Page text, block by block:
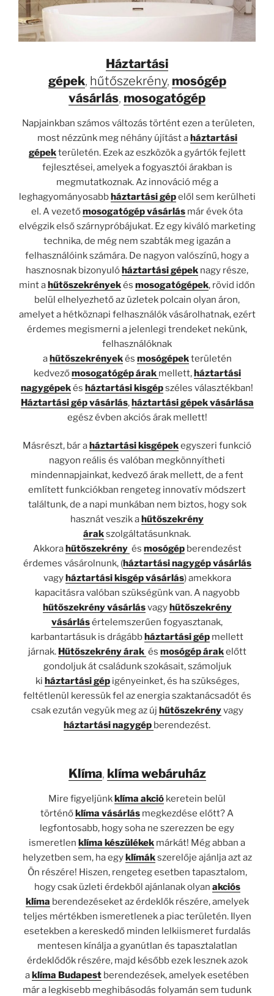
Háztartási
gépek, hűtőszekrény, mosógép
vásárlás, mosogatógép
Napjainkban számos változás történt ezen a területen,
most nézzünk meg néhány újítást aháztartási
gépekterületén. Ezek az eszközök a gyártók fejlett
fejlesztései, amelyek a fogyasztói árakban is
megmutatkoznak. Az innováció még a
leghagyományosabbháztartási gépelől sem kerülheti
el. A vezetőmosogatógép vásárlás már évek óta
elvégzik első szárnypróbájukat. Ez egy kiváló marketing
technika, de még nem szabták meg igazán a
felhasználóink ​​számára. De nagyon valószínű, hogy a
hasznosnak bizonyulóháztartási gépek nagy része,
mint ahűtőszekrényekés mosogatógépek, rövid időn
belül elhelyezhető az üzletek polcain olyan áron,
amelyet a hétköznapi felhasználók vásárolhatnak, ezért
érdemes megismerni a jelenlegi trendeket nekünk,
felhasználóknak
ahűtőszekrényekés mosógépekterületén
kedvezőmosogatógép árak mellett,háztartási
nagygépekés háztartási kisgépszéles választékban!
Háztartási gép vásárlás,háztartási gépek vásárlása
egész évben akciós árak mellett!
Másrészt, bár a háztartási kisgépekegyszeri funkció
nagyon reális és valóban megkönnyítheti
mindennapjainkat, kedvező árak mellett, de a fent
említett funkciókban rengeteg innovatív módszert
találtunk, de a napi munkában nem biztos, hogy sok
hasznát veszik a hűtőszekrény
árakszolgáltatásunknak.
Akkora hűtőszekrény és mosógépberendezést
érdemes vásárolnunk, (háztartási nagygép vásárlás
vagy háztartási kisgép vásárlás) amekkora
kapacitásra valóban szükségünk van. A nagyobb
hűtőszekrény vásárlásvagy hűtőszekrény
vásárlásértelemszerűen fogyasztanak,
karbantartásuk is drágább háztartási gép mellett
járnak. Hűtőszekrény árak és mosógép árakelőtt
gondoljuk át családunk szokásait, számoljuk
ki háztartási gépigényeinket, és ha szükséges,
feltétlenül keressük fel az energia szaktanácsadót és
csak ezután vegyük meg az új hűtőszekrényvagy
háztartási nagygép berendezést.
Klíma, klíma webáruház
Mire figyeljünkklíma akció keretein belül
történőklíma vásárlás megkezdése előtt? A
legfontosabb, hogy soha ne szerezzen be egy
ismeretlen klíma készülékek márkát! Még abban a
helyzetben sem, ha egyklímákszerelője ajánlja azt az
Ön részére! Hiszen, rengeteg esetben tapasztalom,
hogy csak üzleti érdekből ajánlanak olyan akciós
klíma berendezéseket az érdeklők részére, amelyek
teljes mértékben ismeretlenek a piac területén. Ilyen
esetekben a kereskedő minden lelkiismeret furdalás
mentesen kínálja a gyanútlan és tapasztalatlan
érdeklődők részére, majd később ezek lesznek azok
aklíma Budapest berendezések, amelyek esetében
már a legkisebb meghibásodás folyamán sem tudunk